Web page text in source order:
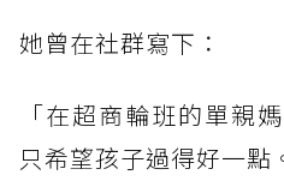
她曾在社群寫下：
「在超商輪班的單親
只希望孩子過得好一點